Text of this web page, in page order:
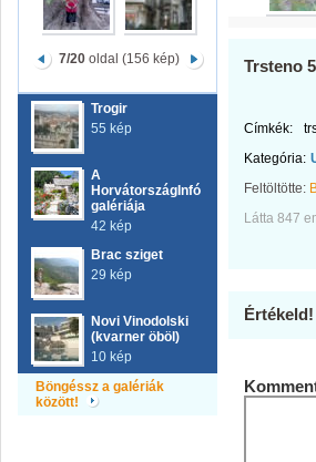
7/20oldal (156 kép)
Trogir
55 kép
A
HorvátországInfó
galériája
42 kép
Brac sziget
29 kép
Novi Vinodolski
(kvarner öböl)
10 kép
Böngéssz a galériák
között!
Trsteno
Címkék:
Kategória:
Feltöltötte:
Látta 847
Értékeld!